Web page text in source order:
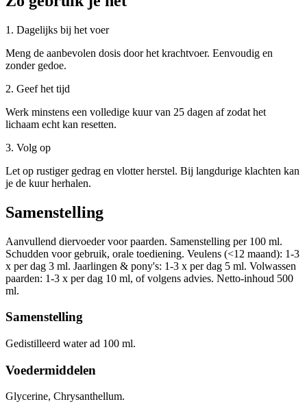
1. Dagelijks bij het voer
Meng de aanbevolen dosis door het krachtvoer. Eenvoudig en
zonder gedoe.
2. Geef het tijd
Werk minstens een volledige kuur van 25 dagen af zodat het
lichaam echt kan resetten.
3. Volg op
Let op rustiger gedrag en vlotter herstel. Bij langdurige klachten kan
je de kuur herhalen.
Samenstelling
Aanvullend diervoeder voor paarden. Samenstelling per 100 ml.
Schudden voor gebruik, orale toediening. Veulens (<12 maand): 1-3
x per dag 3 ml. Jaarlingen & pony's: 1-3 x per dag 5 ml. Volwassen
paarden: 1-3 x per dag 10 ml, of volgens advies. Netto-inhoud 500
ml.
Samenstelling
Gedistilleerd water ad 100 ml.
Voedermiddelen
Glycerine, Chrysanthellum.